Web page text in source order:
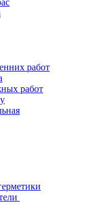
работ
работ